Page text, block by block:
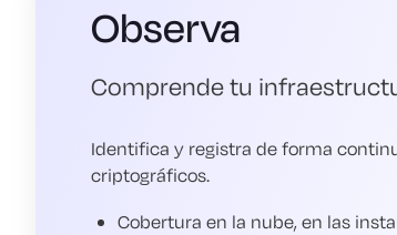
Observa
Comprende tu
Identifica y registra de forma
criptográficos.
Cobertura en la nube, en las